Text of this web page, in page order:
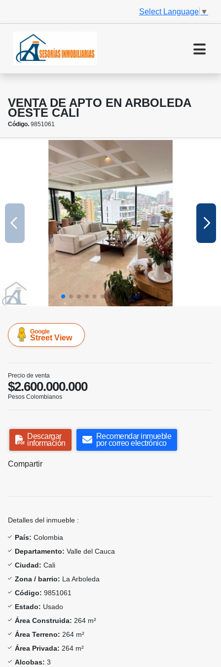
Select Language ▼
VENTA DE APTO EN ARBOLEDA
OESTE CALI
Código. 9851061
Google
Street View
Precio de venta
$2.600.000.000
Pesos Colombianos
Descargar
información
Recomendar inmueble
por correo electrónico
Compartir
Detalles del inmueble :
País: Colombia
Departamento: Valle del Cauca
Ciudad: Cali
Zona / barrio: La Arboleda
Código: 9851061
Estado: Usado
Área Construida: 264 m²
Área Terreno: 264 m²
Área Privada: 264 m²
Alcobas: 3